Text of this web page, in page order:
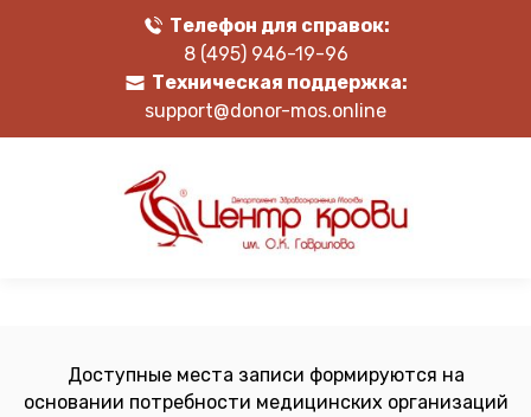
Телефон для справок:
8 (495) 946-19-96
Техническая поддержка:
support@donor-mos.online
Доступные места записи формируются на
основании потребности медицинских организаций